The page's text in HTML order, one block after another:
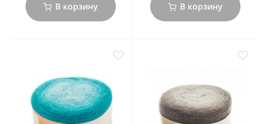
В корзину В корзину